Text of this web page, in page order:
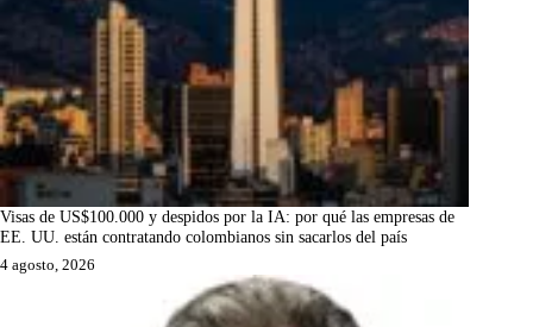
Visas de US$100.000 y despidos por la IA: por qué las empresas de
EE. UU. están contratando colombianos sin sacarlos del país
4 agosto, 2026